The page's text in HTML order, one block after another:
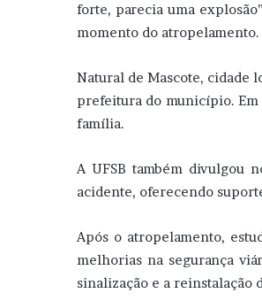
forte, parecia uma
momento do atropelamento.
Natural de Mascote, cidade
prefeitura do município. Em
família.
A UFSB também divulgou
acidente, oferecendo
Após o atropelamento,
melhorias na segurança
sinalização e a reinstalação